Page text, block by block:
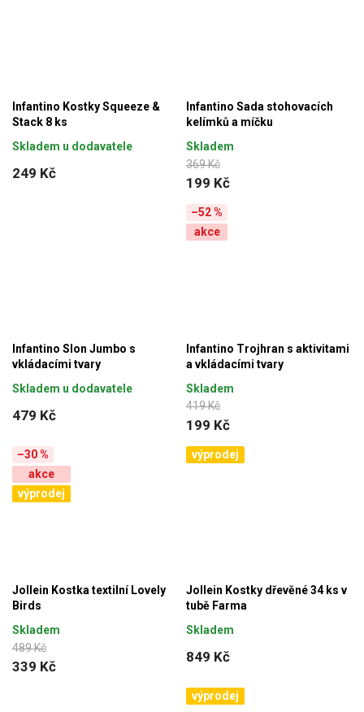
Infantino Kostky Squeeze &
Stack 8 ks
249 Kč
Skladem u dodavatele
Infantino Sada stohovacích
kelímků a míčku
369 Kč
199 Kč
Skladem
Infantino Slon Jumbo s
vkládacími tvary
479 Kč
Skladem u dodavatele
–52 %
akce
Infantino Trojhran s aktivitami
a vkládacími tvary
419 Kč
199 Kč
Skladem
–30 %
akce
výprodej
Jollein Kostka textilní Lovely
Birds
489 Kč
339 Kč
Skladem
výprodej
Jollein Kostky dřevěné 34 ks v
tubě Farma
849 Kč
Skladem
výprodej